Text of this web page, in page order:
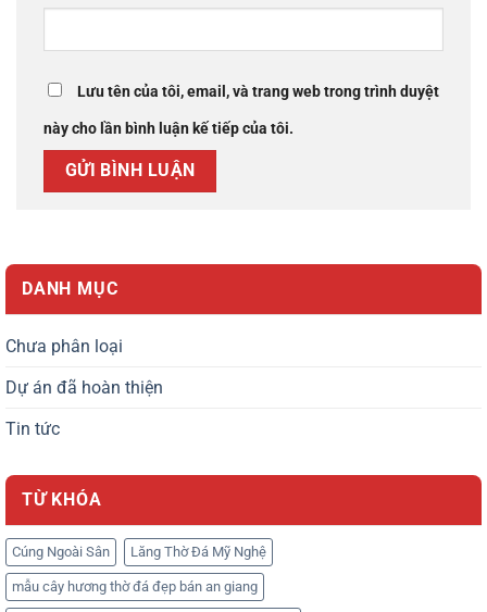
DANH MỤC
Chưa phân loại
Dự án đã hoàn thiện
Tin tức
TỪ KHÓA
Cúng Ngoài Sân Lăng Thờ Đá Mỹ Nghệ
mẫu cây hương thờ đá đẹp bán an giang
Lưu tên của tôi, email, và trang web trong trình duyệt
này cho lần bình luận kế tiếp của tôi.